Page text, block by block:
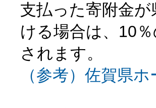
支払った寄附金
ける場合は、10
されます。
（参考）佐賀県